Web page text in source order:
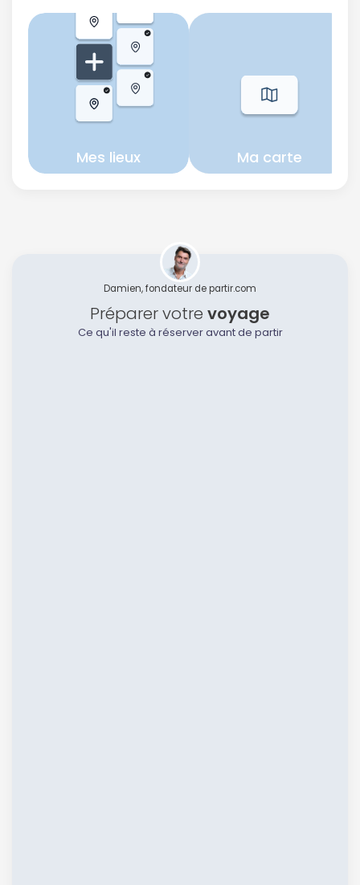
Mes lieux Ma carte
Damien, fondateur de partir.com
Préparer votre voyage
Ce qu'il reste à réserver avant de partir